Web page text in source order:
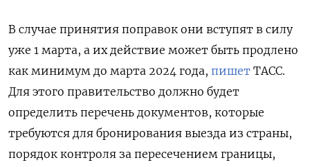
В случае принятия поправок они вступят в силу
уже 1 марта, а их действие может быть продлено
как минимум до марта 2024 года, пишет ТАСС.
Для этого правительство должно будет
определить перечень документов, которые
требуются для бронирования выезда из страны,
порядок контроля за пересечением границы,